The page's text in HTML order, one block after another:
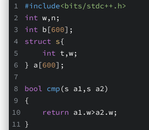
#include<bits/stdc++.h>
int w,n;
int b[600];
struct s{
int t,w;
} a[600];
bool cmp (s a1,s a2)
{
return a1.w>a2.w;
}